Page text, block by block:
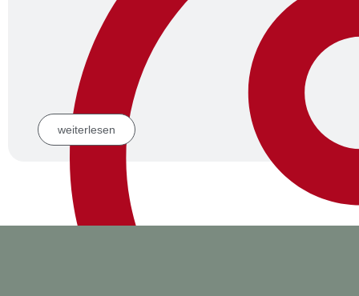
weiterlesen